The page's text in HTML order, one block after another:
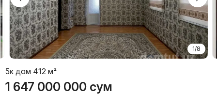
1/8
5к дом 412 м²
1 647 000 000 сум